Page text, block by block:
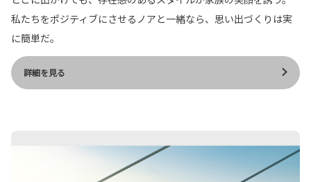
私たちをポジティブにさせるノアと一緒なら、思い出づくりは実
に簡単だ。
詳細を見る